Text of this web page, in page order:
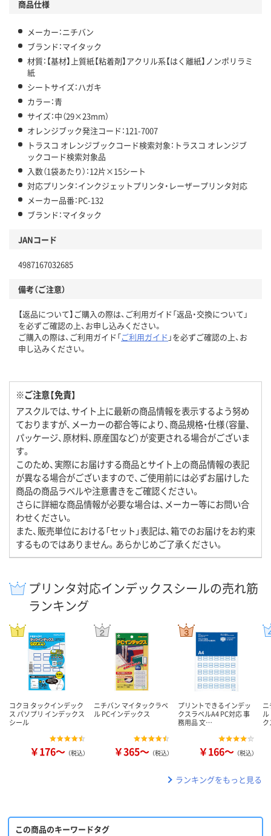
商品仕様
メーカー：ニチバン
ブランド：マイタック
材質：【基材】上質紙【粘着剤】アクリル系【はく離紙】ノンポリラミ
紙
シートサイズ：ハガキ
カラー：青
サイズ：中（29×23mm）
オレンジブック発注コード：121-7007
トラスコ オレンジブックコード検索対象：トラスコ オレンジブ
ックコード検索対象品
入数（1袋あたり）：12片×15シート
対応プリンタ：インクジェットプリンタ・レーザープリンタ対応
メーカー品番：PC-132
ブランド：マイタック
JANコード
4987167032685
備考（ご注意）
【返品について】ご購入の際は、ご利用ガイド「返品・交換について」
を必ずご確認の上、お申し込みください。
ご購入の際は、ご利用ガイド「ご利用ガイド 」を必ずご確認の上、お
申し込みください。
※ご注意【免責】
アスクルでは、サイト上に最新の商品情報を表示するよう努め
ておりますが、メーカーの都合等により、商品規格・仕様（容量、
パッケージ、原材料、原産国など）が変更される場合がございま
す。
このため、実際にお届けする商品とサイト上の商品情報の表記
が異なる場合がございますので、ご使用前には必ずお届けした
商品の商品ラベルや注意書きをご確認ください。
さらに詳細な商品情報が必要な場合は、メーカー等にお問い合
わせください。
また、販売単位における「セット」表記は、箱でのお届けをお約束
するものではありません。あらかじめご了承ください。
プリンタ対応インデックスシールの売れ筋
ランキング
コクヨ タックインデック
ス パソプリ インデックス
シール
￥176～ （税込）
ニチバン マイタックラベ
ル PCインデックス
￥365～ （税込）
プリントできるインデッ
クスラベルA4 PC対応 事
務用品 文…
￥166～ （税込）
ランキングをもっと見る
この商品のキーワードタグ